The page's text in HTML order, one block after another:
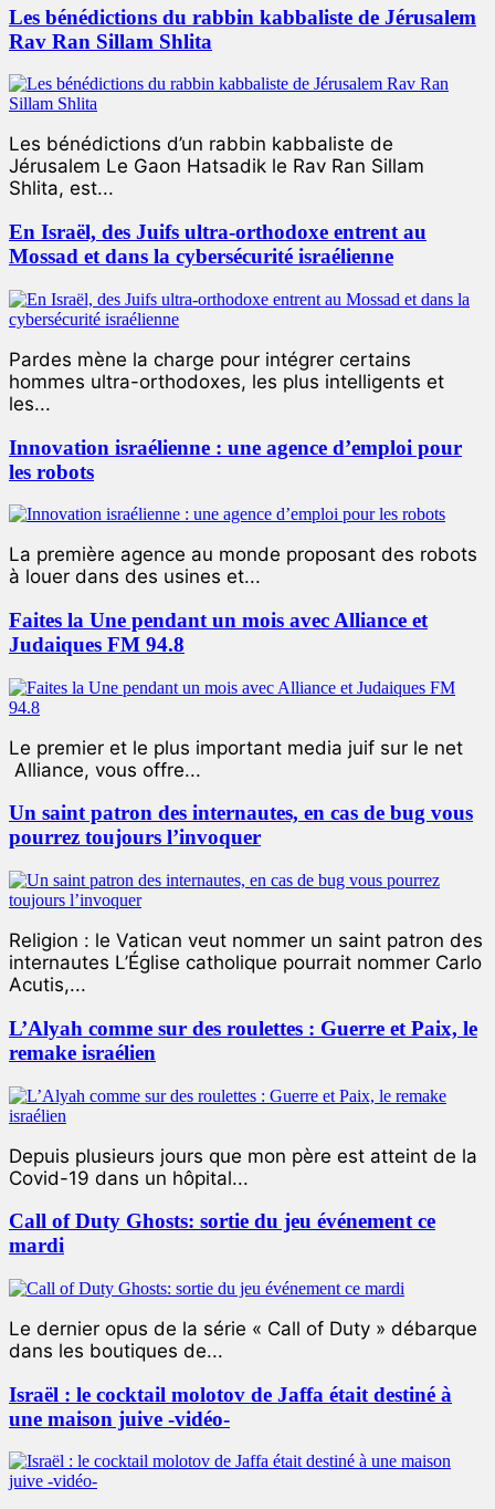
Les bénédictions du rabbin kabbaliste de Jérusalem
Rav Ran Sillam Shlita
Les bénédictions d’un rabbin kabbaliste de
Jérusalem Le Gaon Hatsadik le Rav Ran Sillam
Shlita, est...
En Israël, des Juifs ultra-orthodoxe entrent au
Mossad et dans la cybersécurité israélienne
Pardes mène la charge pour intégrer certains
hommes ultra-orthodoxes, les plus intelligents et
les...
Innovation israélienne : une agence d’emploi pour
les robots
La première agence au monde proposant des robots
à louer dans des usines et...
Faites la Une pendant un mois avec Alliance et
Judaiques FM 94.8
Le premier et le plus important media juif sur le net
Alliance, vous offre...
Un saint patron des internautes, en cas de bug vous
pourrez toujours l’invoquer
Religion : le Vatican veut nommer un saint patron des
internautes L’Église catholique pourrait nommer Carlo
Acutis,...
L’Alyah comme sur des roulettes : Guerre et Paix, le
remake israélien
Depuis plusieurs jours que mon père est atteint de la
Covid-19 dans un hôpital...
Call of Duty Ghosts: sortie du jeu événement ce
mardi
Le dernier opus de la série « Call of Duty » débarque
dans les boutiques de...
Israël : le cocktail molotov de Jaffa était destiné à
une maison juive -vidéo-